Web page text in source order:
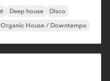
Deep house
Disco
Organic House / Downtempo